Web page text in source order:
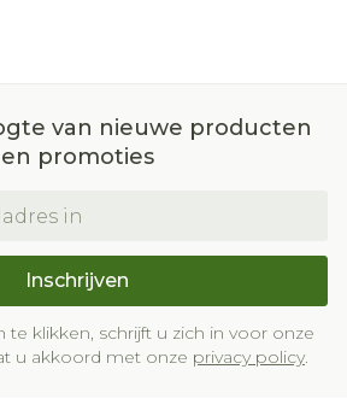
van nieuwe producten
en promoties
Inschrijven
te klikken, schrijft u zich in voor onze
u akkoord met onze privacy policy.